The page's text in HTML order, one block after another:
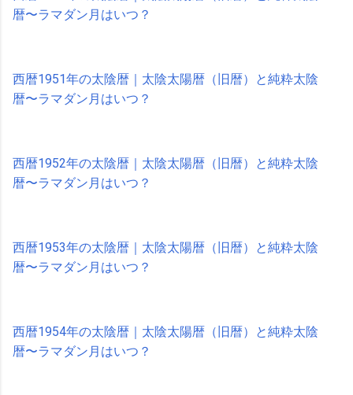
暦〜ラマダン月はいつ？
西暦1951年の太陰暦｜太陰太陽暦（旧暦）と純粋太陰
暦〜ラマダン月はいつ？
西暦1952年の太陰暦｜太陰太陽暦（旧暦）と純粋太陰
暦〜ラマダン月はいつ？
西暦1953年の太陰暦｜太陰太陽暦（旧暦）と純粋太陰
暦〜ラマダン月はいつ？
西暦1954年の太陰暦｜太陰太陽暦（旧暦）と純粋太陰
暦〜ラマダン月はいつ？